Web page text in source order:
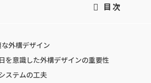
目次
外構デザイン
を意識した外構デザインの重要性
ステムの工夫